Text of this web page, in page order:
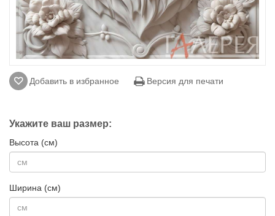
Добавить в избранное Версия для печати
Укажите ваш размер:
Высота (см)
Ширина (см)